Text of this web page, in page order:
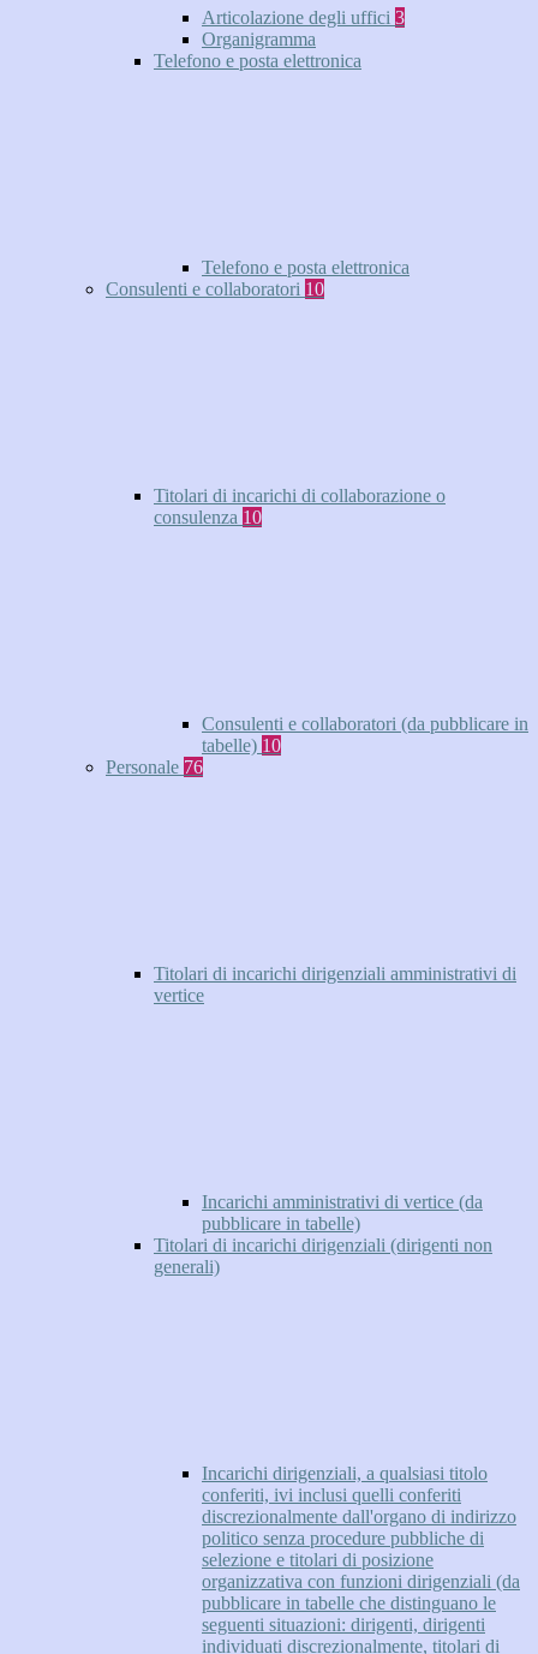
Articolazione degli uffici 3
Organigramma
Telefono e posta elettronica
Telefono e posta elettronica
Consulenti e collaboratori 10
Titolari di incarichi di collaborazione o
consulenza 10
Consulenti e collaboratori (da pubblicare in
tabelle) 10
Personale 76
Titolari di incarichi dirigenziali amministrativi di
vertice
Incarichi amministrativi di vertice (da
pubblicare in tabelle)
Titolari di incarichi dirigenziali (dirigenti non
generali)
Incarichi dirigenziali, a qualsiasi titolo
conferiti, ivi inclusi quelli conferiti
discrezionalmente dall'organo di indirizzo
politico senza procedure pubbliche di
selezione e titolari di posizione
organizzativa con funzioni dirigenziali (da
pubblicare in tabelle che distinguano le
seguenti situazioni: dirigenti, dirigenti
individuati discrezionalmente, titolari di